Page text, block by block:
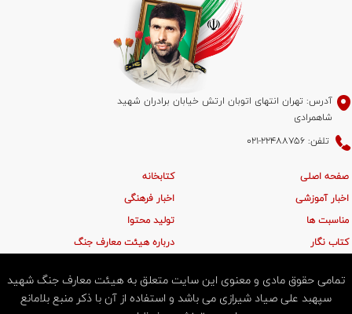
آدرس: تهران انتهای اتوبان ارتش خیابان برادران شهید
شاهمرادی
تلفن: 22488756-021
صفحه اصلی
کتابخانه
اخبار آموزشی
اخبار فرهنگی
مناسبت ها
تولید محتوا
کتاب نگار
درباره هیئت معارف جنگ
تمامی حقوق مادی و معنوی این سایت متعلق به هیئت معارف جنگ شهید
سپهبد علی صیاد شیرازی می باشد و استفاده از آن با ذکر منبع بلامانع